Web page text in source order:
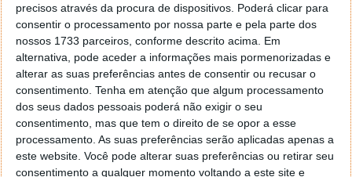
precisos através da procura de dispositivos. Poderá clicar para
consentir o processamento por nossa parte e pela parte dos
nossos 1733 parceiros, conforme descrito acima. Em
alternativa, pode aceder a informações mais pormenorizadas e
alterar as suas preferências antes de consentir ou recusar o
consentimento. Tenha em atenção que algum processamento
dos seus dados pessoais poderá não exigir o seu
consentimento, mas que tem o direito de se opor a esse
processamento. As suas preferências serão aplicadas apenas a
este website. Você pode alterar suas preferências ou retirar seu
consentimento a qualquer momento voltando a este site e
Desculpa mas o link funciona. Seja como for segue por mail
o MSn Messenger 8.
Responder
Vítor M.
@Rui
Tens de encontrar o que te falei. Faz da seguinte maneira,
janela iniciar e no topo dessa janela com o botão direito do
rato faz propriedades. Depois no separador Menu ‘Iniciar’
clica no botão ‘Personalizar’ aí encontrarás no separador